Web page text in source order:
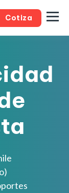
Cotiza